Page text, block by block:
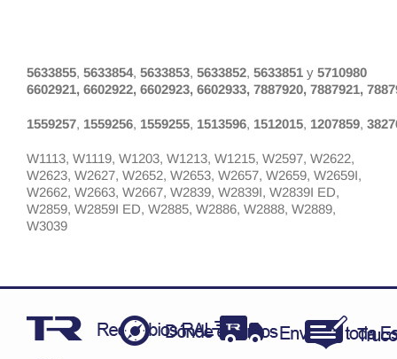
5633855, 5633854, 5633853, 5633852, 5633851 y 5710980
6602921, 6602922, 6602923, 6602933, 7887920, 7887921,
1559257, 1559256, 1559255, 1513596, 1512015, 1207859,
W1113, W1119, W1203, W1213, W1215, W2597, W2622,
W2623, W2627, W2652, W2653, W2657, W2659, W2659I,
W2662, W2663, W2667, W2839, W2839I, W2839I ED,
W2859, W2859I ED, W2885, W2886, W2888, W2889,
W3039